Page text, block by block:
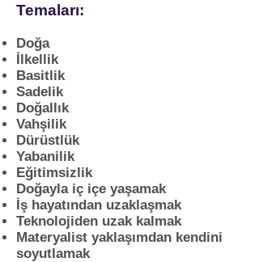
Temaları:
Doğa
İlkellik
Basitlik
Sadelik
Doğallık
Vahşilik
Dürüstlük
Yabanilik
Eğitimsizlik
Doğayla iç içe yaşamak
İş hayatından uzaklaşmak
Teknolojiden uzak kalmak
Materyalist yaklaşımdan kendini
soyutlamak